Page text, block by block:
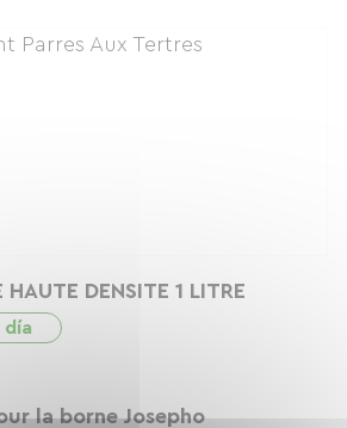
HAUTE DENSITE 1 LITRE
la borne Josepho